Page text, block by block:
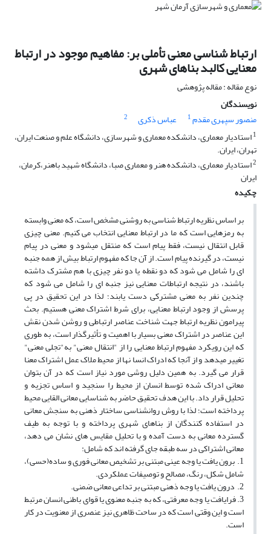
ارتباط شناسی معنی تأملی بر: مفاهیم موجود در ارتباط
معنایی کالبد بناهای شهری
نوع مقاله : مقاله پژوهشی
نویسندگان
منصور سپهری مقدم1 عباس ذکری
2
1استادیار معماری، دانشکده معماری و شهرسازی، دانشگاه علم و صنعت ایران،
تهران، ایران.
2استادیار معماری، دانشکده هنر و معماری صبا، دانشگاه شهید باهنر،کرمان،
ایران
چکیده
بر اساس نظریه ارتباط شناسی به روشنی مشخص است، که معنی وابسته
به رمزهایی است که ما در ارتباط معنایی انتخاب می کنیم. معنی چیزی
قابل انتقال نیست، فقط پیام است که منتقل میشود و معنی در پیام
نیست، در گیرنده پیام است. از آن جا که مفهوم ارتباط بیش از همه جنبه
ای را شامل می شود که دو نقطه یا دو نفر چیزی با هم مشترک داشته
باشند، در نتیجه ارتباطات معنایی نیز جنبه ای را شامل می شود که
چندین نفر به معنی مشترکی دست یابند؛ لذا در این تحقیق در پی
پرسش از وجود ارتباط معنایی، برای شرط اشتراک معنی هستیم. بحث
پیرامون نظریه ارتباط جهت شناخت عناصر ارتباطی و روشن شدن نقش
این عناصر در اشتراک معنی بسیار با اهمیت و تأثیرگذار است، به طوری
که این رویکرد مفهوم ارتباط معنایی را از "انتقال معنی" به"تجلی معنی"
تغییر میدهد و از آنجا که ادراک انسا نها از محیط ملاک عمل اشتراک معنا
قرار می گیرد. به همین دلیل روشی مورد نیاز است که در آن بتوان
معانی ادراک شده توسط انسان از محیط را سنجید و اساس تجزیه و
تحلیل قرار داد. با این هدف تحقیق حاضر به شناسایی معانی القایی محیط
پرداخته است؛ لذا با روش روانشناسی ساختار ذهنی به سنجش معانی
در استفاده کنندگان از بناهای شهری پرداخته و با توجه به طیف
گسترده معانی به دست آمده و با تحلیل مقایس های نشان می دهد،
معانی اشتراکی در سه طبقه جای گرفته اند که شامل:
1. برون یافت یا وجه عینی مبتنی بر تشخیص معانی فوری و ساده(حسی)،
شامل شکل، رنگ، مصالح و توصیفات عملکردی.
2. درون یافت یا وجه ذهنی مبتنی بر تداعی معانی ضمنی.
3. فرایافت یا وجه معرفتی، که به جنبه معنوی یا قوای باطنی انسان مرتبط
است و این وقتی است که در ساحت ظاهری نیز عنصری از معنویت در کار
است.